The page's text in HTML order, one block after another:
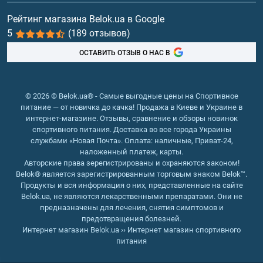
затратами, быстрым обменом белка в мышцах. При
этом на место разрушенных при нагрузках белков
постоянно должны поступать новые,которые в
Белок.
Вашему вниманию специалистами магазина будут
предложены и другие виды белка, в том числе и
сывороточный протеин, необходимый для снабжения
организма основными аминокислотами:изолейцином,
валином и лейцином. Эти компоненты способствуют
быстрому восстановлению мышечных тканей и их
росту после интенсивных тренировок и предельных
нагрузок. Приобрести сывороточный протеин, отзывы
спортсменов о котором только положительны, и
который изготавливается на основе сыворотки
Витамины и минералы
Рыбий жир, жирные кислоты
Рейтинг магазина Belok.ua в Google
5
(189 отзывов)
ОСТАВИТЬ ОТЗЫВ О НАС В
© 2026 © Belok.ua® - Самые выгодные цены на Спортивное
питание — от новичка до качка! Продажа в Киеве и Украине в
интернет-магазине. Отзывы, сравнение и обзоры новинок
спортивного питания. Доставка во все города Украины
службами «Новая Почта». Оплата: наличные, Приват-24,
наложенный платеж, карты.
Авторские права зерегистрированы и охраняются законом!
Belok® является зарегистрированным торговым знаком Belok™.
Продукты и вся информация о них, представленные на сайте
Belok.ua, не являются лекарственными препаратами. Они не
предназначены для лечения, снятия симптомов и
предотвращения болезней.
Интернет магазин Belok.ua›› Интернет магазин спортивного
питания